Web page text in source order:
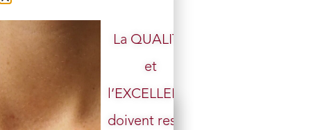
Galerie de 30 Malas –
Collection Épuisée
Rupture de stock
La QUALITÉ
et
l’EXCELLENCE
doivent rester